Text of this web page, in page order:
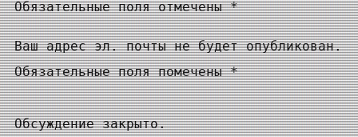
Обязательные поля отмечены *
Ваш адрес эл. почты не будет опубликован.
Обязательные поля помечены *
Обсуждение закрыто.